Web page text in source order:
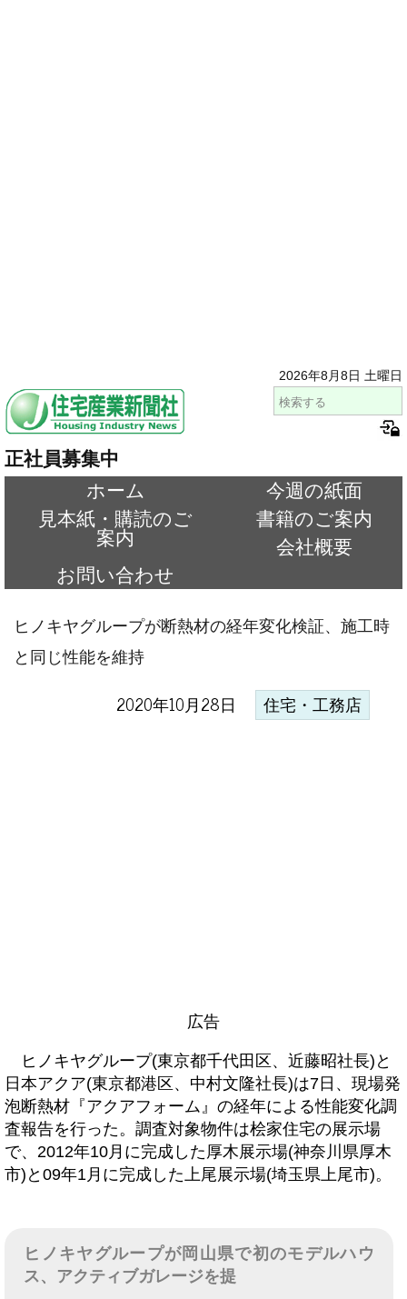
2026年8月8日 土曜日
正社員募集中
ホーム
今週の紙面
見本紙・購読のご
案内
書籍のご案内
会社概要
お問い合わせ
ヒノキヤグループが断熱材の経年変化検証、施工時
と同じ性能を維持
2020年10月28日 住宅・工務店
広告
ヒノキヤグループ(東京都千代田区、近藤昭社長)と
日本アクア(東京都港区、中村文隆社長)は7日、現場発
泡断熱材『アクアフォーム』の経年による性能変化調
査報告を行った。調査対象物件は桧家住宅の展示場
で、2012年10月に完成した厚木展示場(神奈川県厚木
市)と09年1月に完成した上尾展示場(埼玉県上尾市)。
ヒノキヤグループが岡山県で初のモデルハウ
ス、アクティブガレージを提